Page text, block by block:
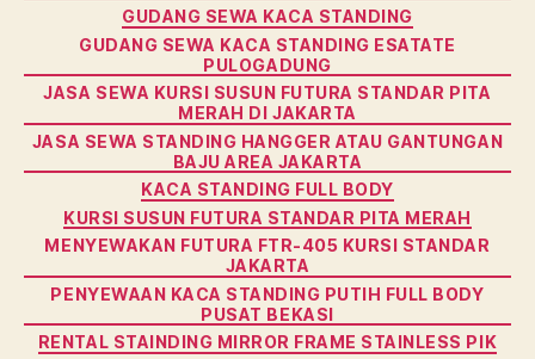
GUDANG SEWA KACA STANDING
GUDANG SEWA KACA STANDING ESATATE
PULOGADUNG
JASA SEWA KURSI SUSUN FUTURA STANDAR PITA
MERAH DI JAKARTA
JASA SEWA STANDING HANGGER ATAU GANTUNGAN
BAJU AREA JAKARTA
KACA STANDING FULL BODY
KURSI SUSUN FUTURA STANDAR PITA MERAH
MENYEWAKAN FUTURA FTR-405 KURSI STANDAR
JAKARTA
PENYEWAAN KACA STANDING PUTIH FULL BODY
PUSAT BEKASI
RENTAL STAINDING MIRROR FRAME STAINLESS PIK